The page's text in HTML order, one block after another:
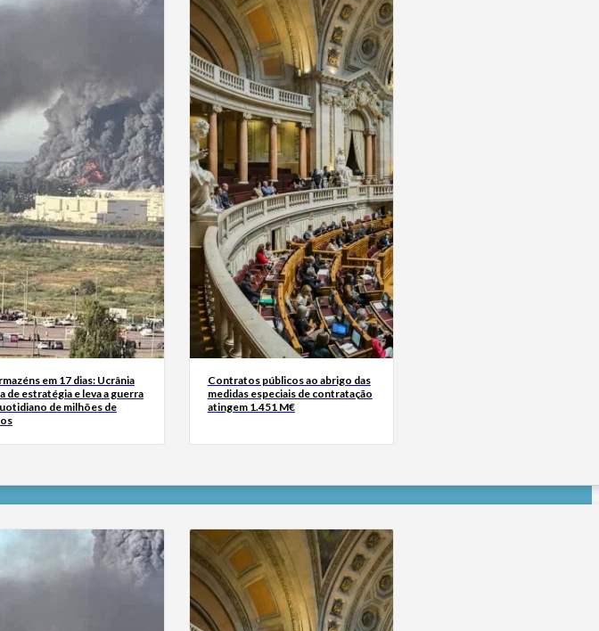
em 17 dias: Ucrânia
de estratégia e leva a guerra
de milhões de
Contratos públicos ao abrigo das
medidas especiais de contratação
atingem 1.451 M€